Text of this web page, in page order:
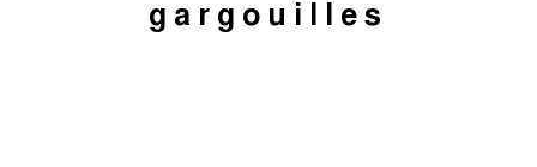
gargouilles